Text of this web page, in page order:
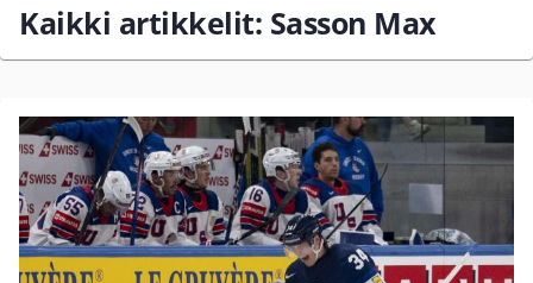
Kaikki artikkelit: Sasson Max